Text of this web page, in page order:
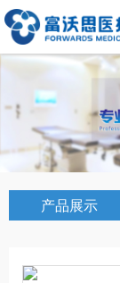
产品展示